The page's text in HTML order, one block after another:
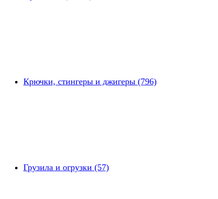
Крючки, стингеры и джигеры (796)
Грузила и огрузки (57)